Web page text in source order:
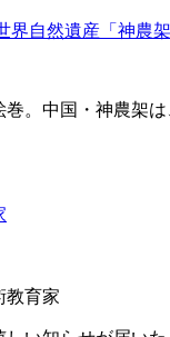
自然遺産「神農架
。中国・神農架
教育家